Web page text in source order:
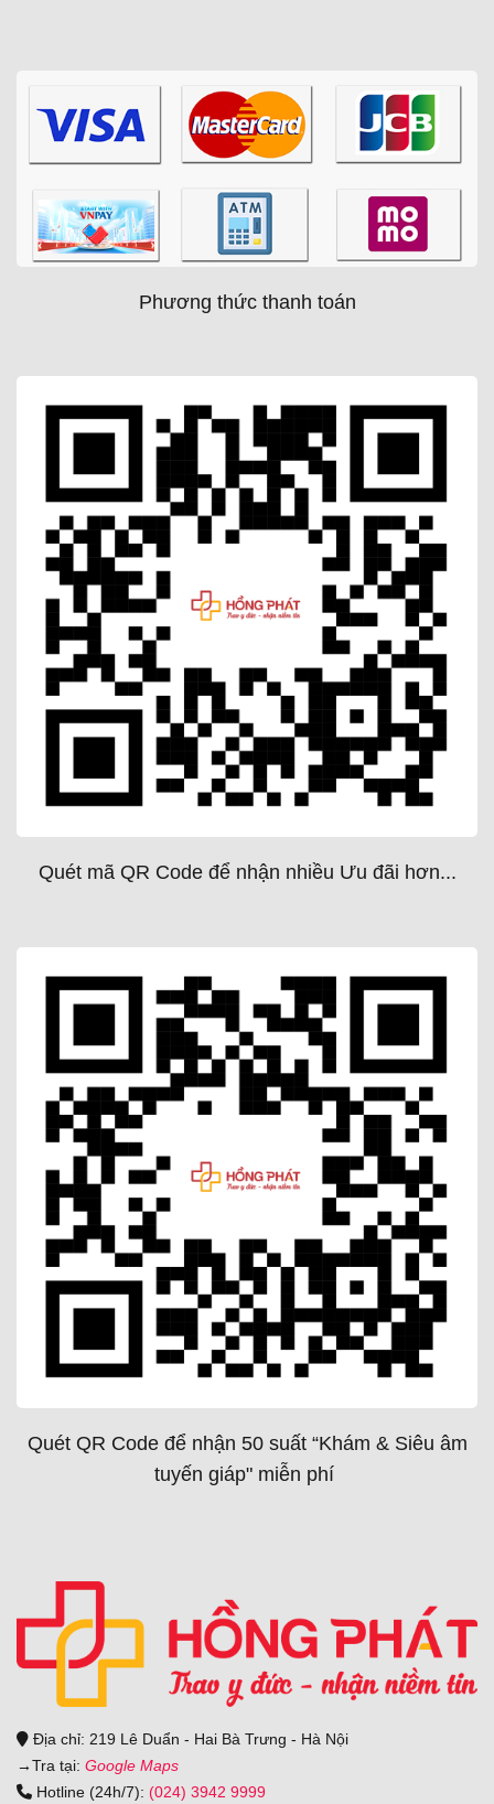
Địa chỉ: 219 Lê Duẩn - Hai Bà Trưng - Hà Nội
→Tra tại: Google Maps
Hotline (24h/7): (024) 3942 9999
Phương thức thanh toán
Quét mã QR Code để nhận nhiều Ưu đãi hơn...
Quét QR Code để nhận 50 suất “Khám & Siêu âm
tuyến giáp" miễn phí